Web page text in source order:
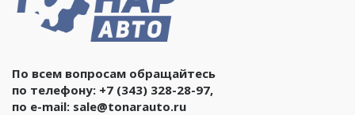
По всем вопросам обращайтесь
по телефону: +7 (343) 328-28-97,
по e-mail: sale@tonarauto.ru